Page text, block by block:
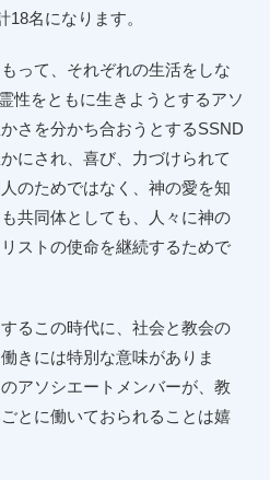
名になります。
って、それぞれの生活をしな
性をともに生きようとするアソ
さを分かち合おうとするSSND
にされ、喜び、力づけられて
のためではなく、神の愛を知
共同体としても、人々に神の
ストの使命を継続するためで
るこの時代に、社会と教会の
きには特別な意味がありま
アソシエートメンバーが、教
とに働いておられることは嬉